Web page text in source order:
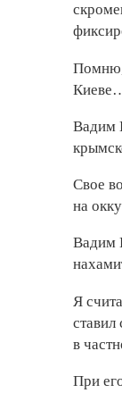
Помню,
Вадим
Свое
на
Вадим
Я
в
При